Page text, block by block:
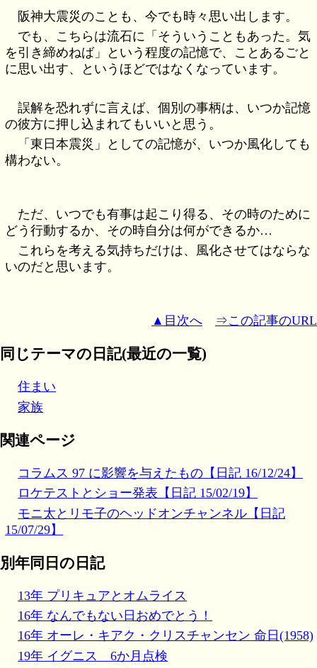
阪神大震災のことも、今でも時々思い出します。
でも、こちらは流石に「そういうこともあった。気
を引き締めねば」という程度の記憶で、ことあるごと
に思い出す、というほどではなくなっています。
誤解を恐れずに言えば、個別の事柄は、いつか記憶
の彼方に押し込まれてもいいと思う。
「東日本震災」としての記憶が、いつか風化しても
構わない。
ただ、いつでも有事は起こり得る、その時のために
どう行動するか、その時自分は何ができるか…
これらを考える気持ちだけは、風化させてはならな
いのだと思います。
▲目次へ ⇒この記事のURL
同じテーマの日記(最近の一覧)
住まい
家族
関連ページ
コラムス 97 に影響を与えたもの【日記 16/12/24】
ロケテストとショー発表【日記 15/02/19】
モニ太とリモ子のヘッドオンチャンネル【日記
15/07/29】
別年同日の日記
13年 プリキュアとオムライス
16年 なんでもない日おめでとう！
16年 オーレ・キアク・クリスチャンセン 命日(1958)
19年 イグニス 6か月点検